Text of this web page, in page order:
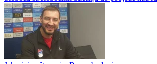
Ćosić odgovorio Eleku – KK “Jahorina”